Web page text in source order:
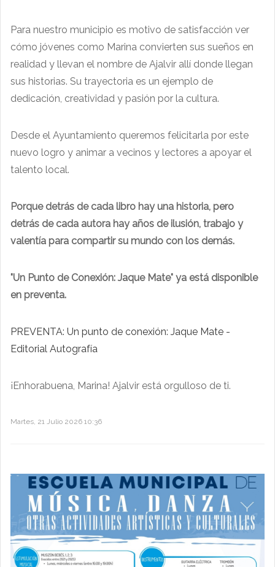
Para nuestro municipio es motivo de satisfacción ver
cómo jóvenes como Marina convierten sus sueños en
realidad y llevan el nombre de Ajalvir allí donde llegan
sus historias. Su trayectoria es un ejemplo de
dedicación, creatividad y pasión por la cultura.
Desde el Ayuntamiento queremos felicitarla por este
nuevo logro y animar a vecinos y lectores a apoyar el
talento local.
Porque detrás de cada libro hay una historia, pero
detrás de cada autora hay años de ilusión, trabajo y
valentía para compartir su mundo con los demás.
"Un Punto de Conexión: Jaque Mate" ya está disponible
en preventa.
PREVENTA: Un punto de conexión: Jaque Mate -
Editorial Autografía
¡Enhorabuena, Marina! Ajalvir está orgulloso de ti.
Martes, 21 Julio 2026 10:36